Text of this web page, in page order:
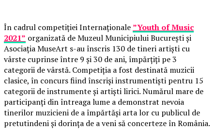
În cadrul competiției Internaționale ”Youth of Music
2021” organizată de Muzeul Municipiului București și
Asociația MuseArt s-au înscris 130 de tineri artiști cu
vârste cuprinse între 9 și 30 de ani, împărțiți pe 3
categorii de vârstă. Competiția a fost destinată muzicii
clasice, în concurs fiind înscriși instrumentiști pentru 15
categorii de instrumente și artiști lirici. Numărul mare de
participanți din întreaga lume a demonstrat nevoia
tinerilor muzicieni de a împărtăși arta lor cu publicul de
pretutindeni și dorința de a veni să concerteze în România.